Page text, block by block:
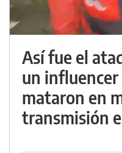
Así fue el
un influencer
mataron en
transmisión